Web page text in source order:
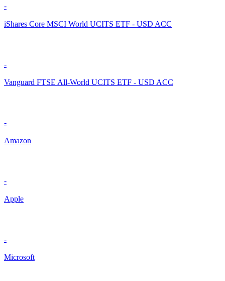
-
iShares Core MSCI World UCITS ETF - USD ACC
-
Vanguard FTSE All-World UCITS ETF - USD ACC
-
Amazon
-
Apple
-
Microsoft